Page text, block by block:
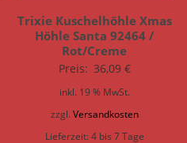
Trixie Kuschelhöhle Xmas
Höhle Santa 92464 /
Rot/Creme
Preis: 36,09 €
inkl. 19 % MwSt.
zzgl. Versandkosten
Lieferzeit:4 bis 7 Tage